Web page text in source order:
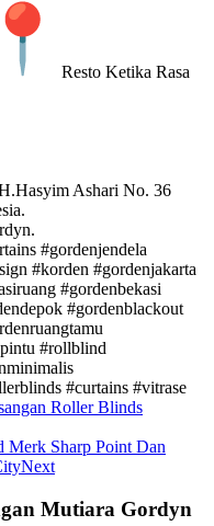
Resto Ketika Rasa
Ashari No. 36
#gordenjendela
#korden #gordenjakarta
#gordenbekasi
#gordenblackout
#rollblind
#curtains #vitrase
Roller Blinds
Merk Sharp Point Dan
Next
Mutiara Gordyn